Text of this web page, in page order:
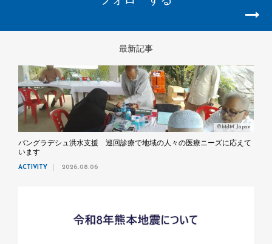
最新記事
©MdM Japan
バングラデシュ洪水支援 巡回診療で地域の人々の医療ニーズに応えて
います
ACTIVITY 2026.08.06